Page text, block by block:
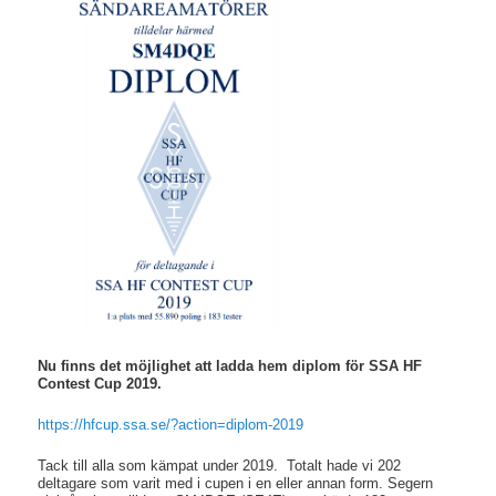
Nu finns det möjlighet att ladda hem diplom för SSA HF
Contest Cup 2019.
https://hfcup.ssa.se/?action=diplom-2019
Tack till alla som kämpat under 2019. Totalt hade vi 202
deltagare som varit med i cupen i en eller annan form. Segern